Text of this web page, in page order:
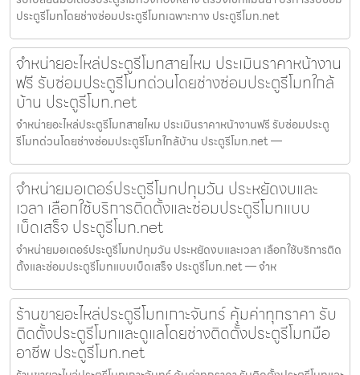
ประตูรีโมทโดยช่างซ่อมประตูรีโมทเฉพาะทาง ประตูรีโมท.net
จำหน่ายอะไหล่ประตูรีโมทสายไหม ประเมินราคาหน้างาน
ฟรี รับซ่อมประตูรีโมทด่วนโดยช่างซ่อมประตูรีโมทใกล้
บ้าน ประตูรีโมท.net
จำหน่ายอะไหล่ประตูรีโมทสายไหม ประเมินราคาหน้างานฟรี รับซ่อมประตู
รีโมทด่วนโดยช่างซ่อมประตูรีโมทใกล้บ้าน ประตูรีโมท.net —
จำหน่ายมอเตอร์ประตูรีโมทปทุมวัน ประหยัดงบและ
เวลา เลือกใช้บริการติดตั้งและซ่อมประตูรีโมทแบบ
เบ็ดเสร็จ ประตูรีโมท.net
จำหน่ายมอเตอร์ประตูรีโมทปทุมวัน ประหยัดงบและเวลา เลือกใช้บริการติด
ตั้งและซ่อมประตูรีโมทแบบเบ็ดเสร็จ ประตูรีโมท.net — จำห
ร้านขายอะไหล่ประตูรีโมทเกาะจันทร์ คุ้มค่าทุกราคา รับ
ติดตั้งประตูรีโมทและดูแลโดยช่างติดตั้งประตูรีโมทมือ
อาชีพ ประตูรีโมท.net